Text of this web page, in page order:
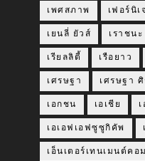
เพศสภาพ เฟอร์นิเ
เยนลี่ ยัวส์ เราชนะ
เรียลลิตี้ เรือยาว
เศรษฐา เศรษฐา
เอกชน เอเชีย
เอเอฟเอฟซูซูกิคัพ
เอ็นเตอร์เทนเมนต์คอ